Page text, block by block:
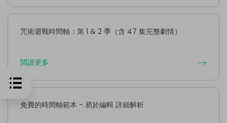
咒術迴戰時間軸：第 1 & 2 季（含 47 集完整劇情）
閲讀更多
免費的時間軸範本 - 易於編輯 詳細解析